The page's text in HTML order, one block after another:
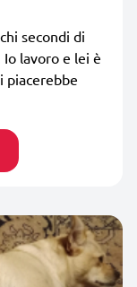
secondi di
lavoro e lei è
piacerebbe